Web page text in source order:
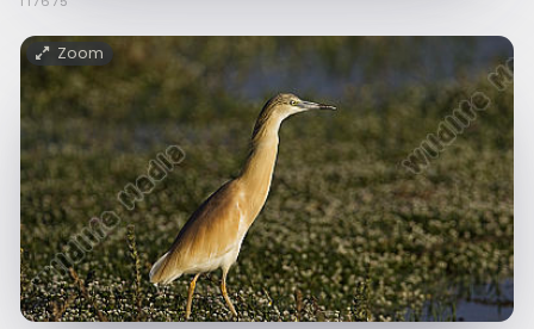
Zoom